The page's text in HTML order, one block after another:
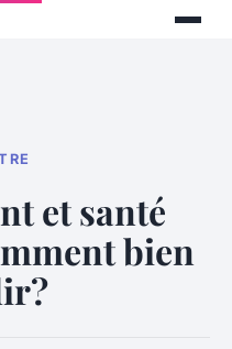
et santé
bien